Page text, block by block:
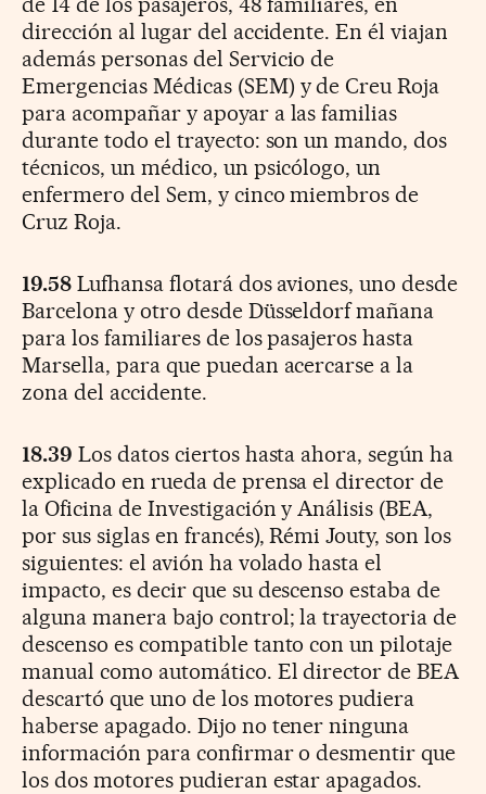
dirección al lugar del accidente. En él viajan
además personas del Servicio de
Emergencias Médicas (SEM) y de Creu Roja
para acompañar y apoyar a las familias
durante todo el trayecto: son un mando, dos
técnicos, un médico, un psicólogo, un
enfermero del Sem, y cinco miembros de
Cruz Roja.
19.58Lufhansa flotará dos aviones, uno desde
Barcelona y otro desde Düsseldorf mañana
para los familiares de los pasajeros hasta
Marsella, para que puedan acercarse a la
zona del accidente.
18.39 Los datos ciertos hasta ahora, según ha
explicado en rueda de prensa el director de
la Oficina de Investigación y Análisis (BEA,
por sus siglas en francés), Rémi Jouty, son los
siguientes: el avión ha volado hasta el
impacto, es decir que su descenso estaba de
alguna manera bajo control; la trayectoria de
descenso es compatible tanto con un pilotaje
manual como automático. El director de BEA
descartó que uno de los motores pudiera
haberse apagado. Dijo no tener ninguna
información para confirmar o desmentir que
los dos motores pudieran estar apagados.